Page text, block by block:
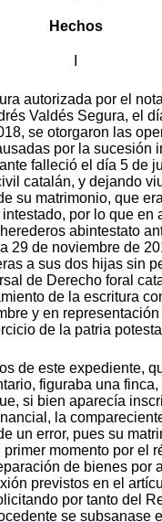
Hechos
autorizada por el
Valdés Segura, el
se otorgaron las
por la sucesión
falleció el día 5 de
catalán, y dejando
su matrimonio, que
por lo que en
abintestato
29 de noviembre de
a sus dos hijas sin
de Derecho foral
de la escritura
y en
de la patria
de este expediente,
figuraba una
si bien aparecía
la
un error, pues su
momento por el
de bienes por
previstos en el
por tanto del
se subsanase